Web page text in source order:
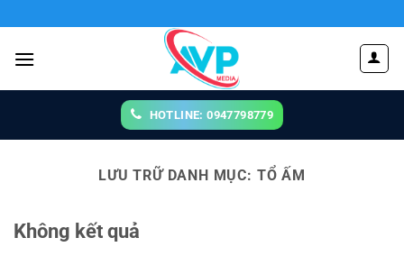
đến
nội
HOTLINE: 0947798779
LƯU TRỮ DANH MỤC: TỔ ẤM
Không kết quả